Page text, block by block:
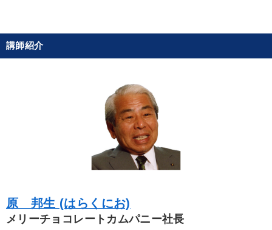
早わかり SNS活用 SDGs
※「更新」を押すと「カテゴリー」「目的別」「キーワード」を更新いただけます。
講師紹介
原 邦生 (はらくにお)
メリーチョコレートカムパニー社長